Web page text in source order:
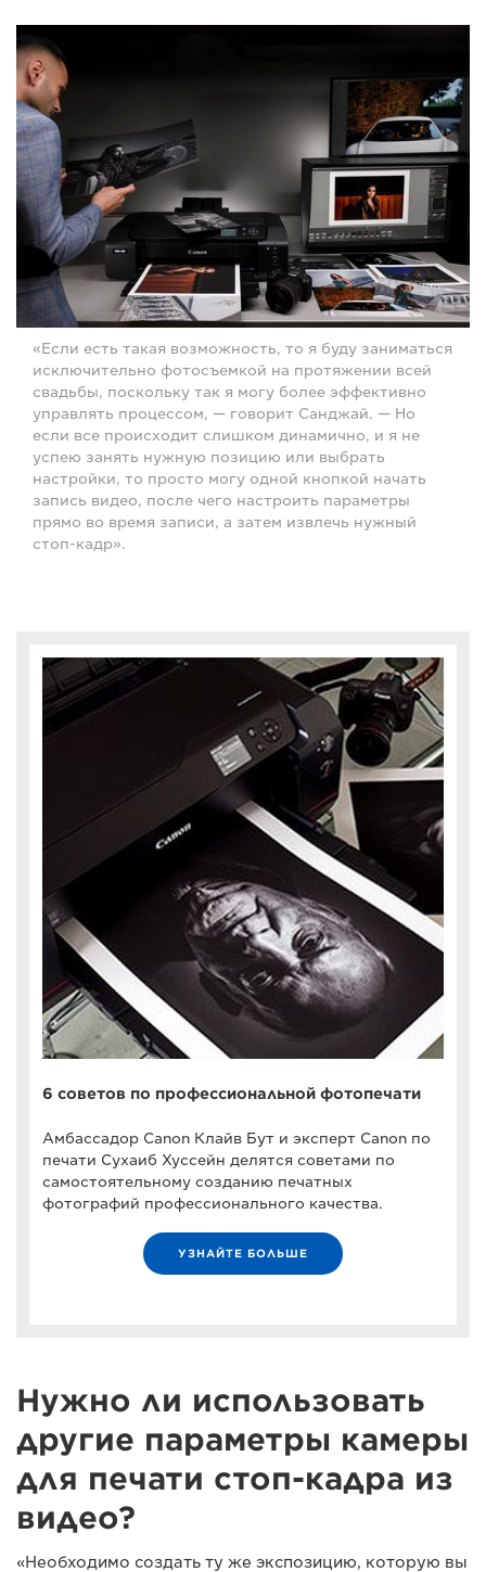
«Если есть такая возможность, то я буду заниматься
исключительно фотосъемкой на протяжении всей
свадьбы, поскольку так я могу более эффективно
управлять процессом, — говорит Санджай. — Но
если все происходит слишком динамично, и я не
успею занять нужную позицию или выбрать
настройки, то просто могу одной кнопкой начать
запись видео, после чего настроить параметры
прямо во время записи, а затем извлечь нужный
стоп-кадр».
6 советов по профессиональной фотопечати
Амбассадор Canon Клайв Бут и эксперт Canon по
печати Сухаиб Хуссейн делятся советами по
самостоятельному созданию печатных
фотографий профессионального качества.
УЗНАЙТЕ БОЛЬШЕ
Нужно ли использовать
другие параметры камеры
для печати стоп-кадра из
видео?
«Необходимо создать ту же экспозицию, которую вы